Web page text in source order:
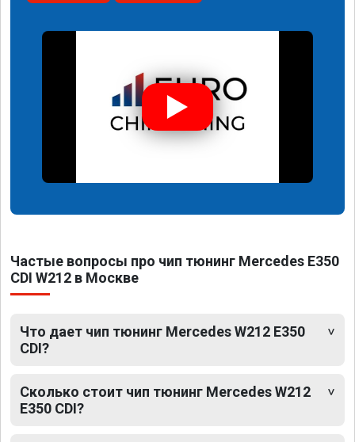
Частые вопросы про чип тюнинг Mercedes E350
CDI W212 в Москве
Что дает чип тюнинг Mercedes W212 E350
CDI?
Сколько стоит чип тюнинг Mercedes W212
E350 CDI?